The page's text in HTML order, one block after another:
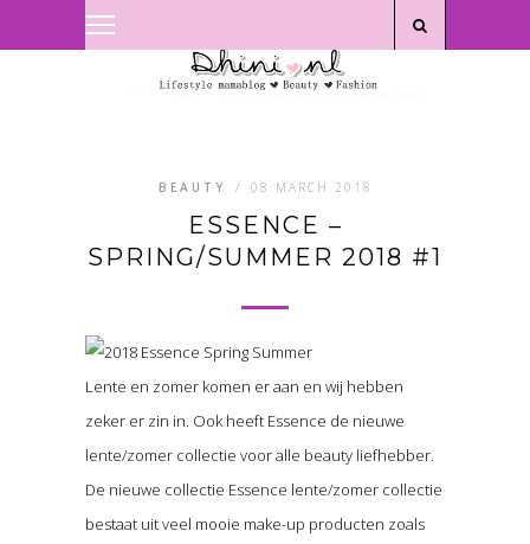
BEAUTY / 08 MARCH 2018
ESSENCE –
SPRING/SUMMER 2018 #1
Lente en zomer komen er aan en wij hebben
zeker er zin in. Ook heeft Essence de nieuwe
lente/zomer collectie voor alle beauty liefhebber.
De nieuwe collectie Essence lente/zomer collectie
bestaat uit veel mooie make-up producten zoals